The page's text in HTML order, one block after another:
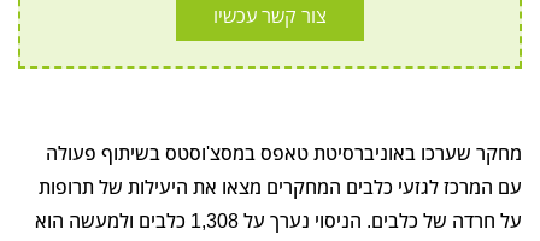
צור קשר עכשיו
מחקר שערכו באוניברסיטת טאפס במסצ'וסטס בשיתוף פעולה
עם המרכז לגזעי כלבים המחקרים מצאו את היעילות של תרופות
על חרדה של כלבים. הניסוי נערך על 1,308 כלבים ולמעשה הוא